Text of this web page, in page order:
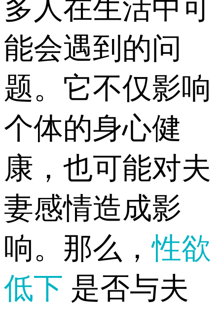
多人在生活中可
能会遇到的问
题。它不仅影响
个体的身心健
康，也可能对夫
妻感情造成影
响。那么，性欲
低下 是否与夫